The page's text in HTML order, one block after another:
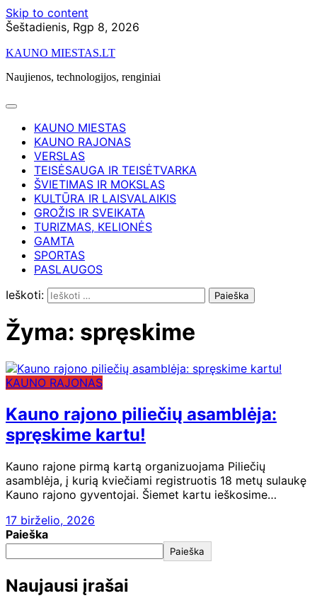
Skip to content
Šeštadienis, Rgp 8, 2026
KAUNO MIESTAS.LT
Naujienos, technologijos, renginiai
KAUNO MIESTAS
KAUNO RAJONAS
VERSLAS
TEISĖSAUGA IR TEISĖTVARKA
ŠVIETIMAS IR MOKSLAS
KULTŪRA IR LAISVALAIKIS
GROŽIS IR SVEIKATA
TURIZMAS, KELIONĖS
GAMTA
SPORTAS
PASLAUGOS
Ieškoti:
Žyma: spręskime
KAUNO RAJONAS
Kauno rajono piliečių asamblėja:
spręskime kartu!
Kauno rajone pirmą kartą organizuojama Piliečių
asamblėja, į kurią kviečiami registruotis 18 metų sulaukę
Kauno rajono gyventojai. Šiemet kartu ieškosime…
17 birželio, 2026
Paieška
Paieška
Naujausi įrašai